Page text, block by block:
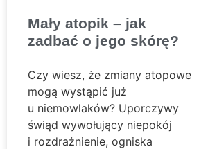
Mały atopik – jak
zadbać o jego skórę?
Czy wiesz, że zmiany atopowe
mogą wystąpić już
u niemowlaków? Uporczywy
świąd wywołujący niepokój
i rozdrażnienie, ogniska